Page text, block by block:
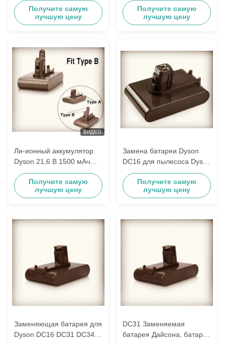
Получите самую
лучшую цену
пылесосаПолучите самую
лучшую цену
ВИДЕО
Ли-ионный аккумулятор
Dyson 21,6 В 1500 мАч
для беспроводной
пылесоса Dyson DC16
Получите самую
лучшую цену
Замена батареи Dyson
DC16 для пылесоса Dyson
DC16
Получите самую
лучшую цену
Заменяющая батарея для
Dyson DC16 DC31 DC34
DC31 Заменяемая
батарея Дайсона, батарея